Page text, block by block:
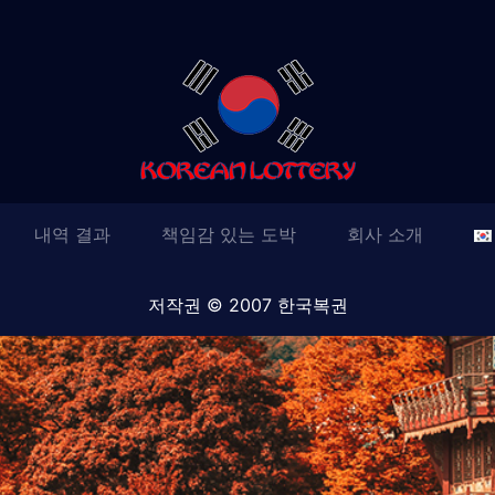
내역 결과 책임감 있는 도박 회사 소개
저작권 © 2007 한국복권